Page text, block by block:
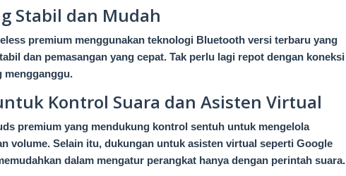
Stabil dan Mudah
premium menggunakan teknologi Bluetooth versi terbaru yang
dan pemasangan yang cepat. Tak perlu lagi repot dengan koneksi
mengganggu.
Kontrol Suara dan Asisten Virtual
premium yang mendukung kontrol sentuh untuk mengelola
volume. Selain itu, dukungan untuk asisten virtual seperti Google
dalam mengatur perangkat hanya dengan perintah suara.